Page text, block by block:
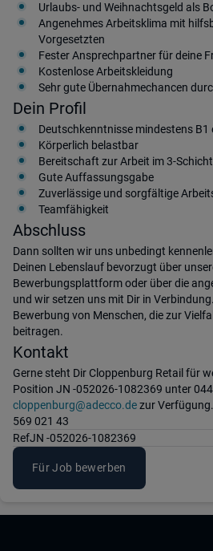
Urlaubs- und Weihnachtsgeld als
Angenehmes Arbeitsklima mit
Vorgesetzten
Fester Ansprechpartner für deine
Kostenlose Arbeitskleidung
Sehr gute Übernahmechancen
Dein Profil
Deutschkenntnisse mindestens B1
Körperlich belastbar
Bereitschaft zur Arbeit im 3-
Gute Auffassungsgabe
Zuverlässige und sorgfältige
Teamfähigkeit
Abschluss
Dann sollten wir uns unbedingt
Deinen Lebenslauf bevorzugt über
Bewerbungsplattform oder über die
und wir setzen uns mit Dir in
Bewerbung von Menschen, die zur
beitragen.
Kontakt
Gerne steht Dir Cloppenburg Retail für
Position JN -052026-1082369 unter
cloppenburg@adecco.dezur
569 021 43
RefJN -052026-1082369
Für Job bewerben